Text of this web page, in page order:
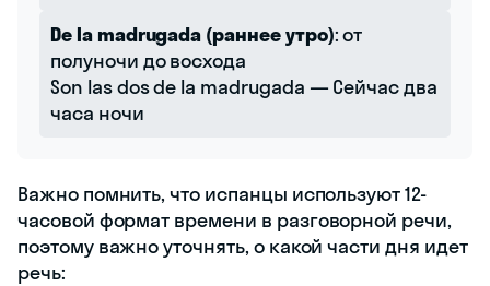
De la madrugada (раннее утро): от
полуночи до восхода
Son las dos de la madrugada — Сейчас два
часа ночи
Важно помнить, что испанцы используют 12-
часовой формат времени в разговорной речи,
поэтому важно уточнять, о какой части дня идет
речь: